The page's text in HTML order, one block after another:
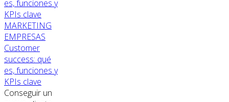
MARKETING
EMPRESAS
Customer
success: qué
es, funciones y
KPIs clave
Conseguir un